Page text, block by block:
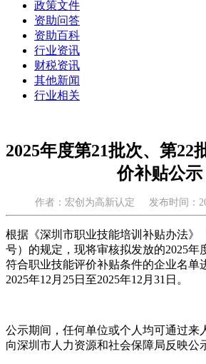
政策文件
资助问答
资助百科
行业资讯
财税资讯
其他新闻
行业相关
2025年度第21批次、第22
价补贴公示
作者：宏创为高新认定 发布时间：
根据《深圳市职业技能培训补贴办法》
号）的规定，现将审核拟发放的2025年
符合职业技能评价补贴条件的企业名单
2025年12月25日至2025年12月31日。
公示期间，任何单位或个人均可通过来
向深圳市人力资源和社会保障局反映公